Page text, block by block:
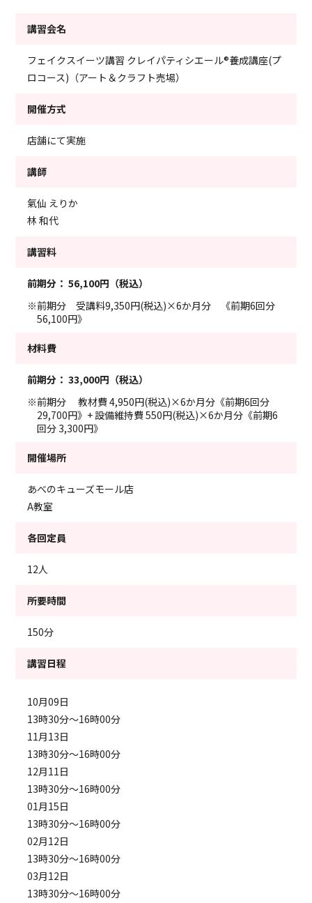
講習会名
フェイクスイーツ講習 クレイパティシエール®養成講座(プ
ロコース)（アート＆クラフト売場）
開催方式
店舗にて実施
講師
氣仙 えりか
林 和代
講習料
前期分： 56,100円（税込）
※前期分 受講料9,350円(税込)×6か月分 《前期6回分
56,100円》
材料費
前期分： 33,000円（税込）
※前期分 教材費 4,950円(税込)×6か月分《前期6回分
29,700円》+ 設備維持費 550円(税込)×6か月分《前期6
回分 3,300円》
開催場所
あべのキューズモール店
A教室
各回定員
12人
所要時間
150分
講習日程
10月09日
13時30分～16時00分
11月13日
13時30分～16時00分
12月11日
13時30分～16時00分
01月15日
13時30分～16時00分
02月12日
13時30分～16時00分
03月12日
13時30分～16時00分